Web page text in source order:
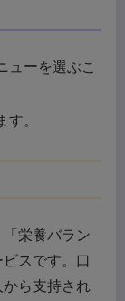
ューを選ぶこ
。
栄養バラン
スです。口
ら支持され